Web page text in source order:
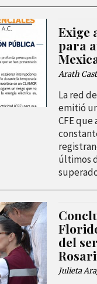
Exige
para
Arath
La red
emitió
CFE
últimos
del
Julieta